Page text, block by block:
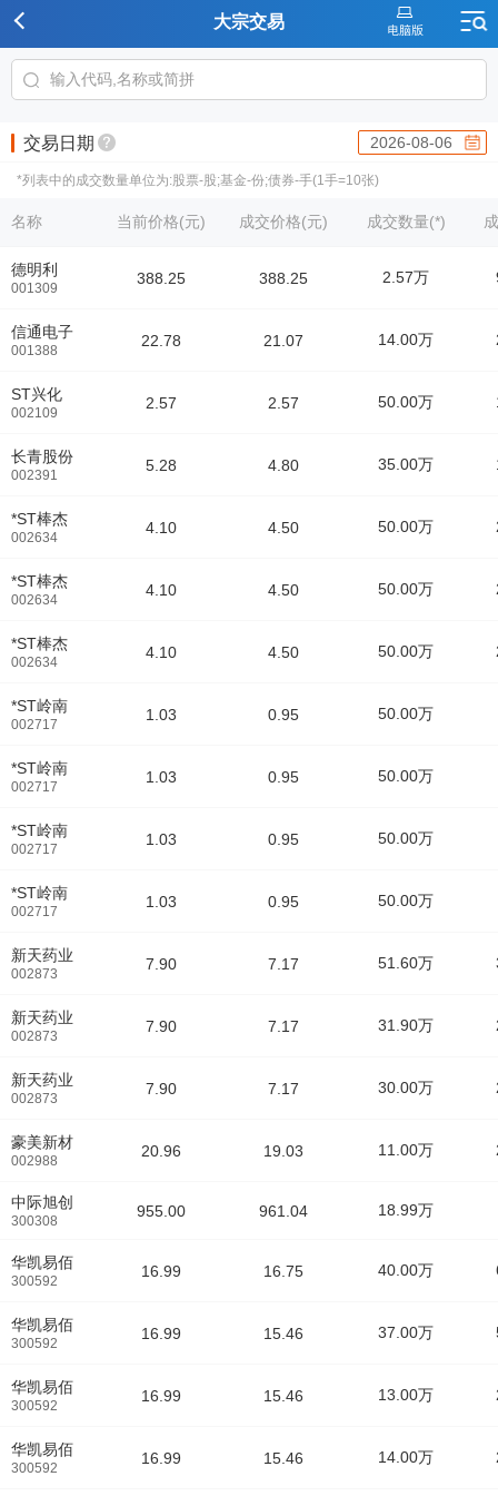
大宗交易
交易日期 2026-08-06
*列表中的成交数量单位为:股票-股;基金-份;债券-手(1手=10张)
名称
德明利
001309
信通电子
001388
ST兴化
002109
长青股份
002391
*ST棒杰
002634
*ST棒杰
002634
*ST棒杰
002634
*ST岭南
002717
*ST岭南
002717
*ST岭南
002717
*ST岭南
002717
新天药业
002873
新天药业
002873
新天药业
002873
豪美新材
002988
中际旭创
300308
华凯易佰
300592
华凯易佰
300592
华凯易佰
300592
华凯易佰
300592
当前价格(元) 成交价格(元) 成交数量(*)
388.25 388.25 2.57万
22.78 21.07 14.00万
2.57 2.57 50.00万
5.28 4.80 35.00万
4.10 4.50 50.00万
4.10 4.50 50.00万
4.10 4.50 50.00万
1.03 0.95 50.00万
1.03 0.95 50.00万
1.03 0.95 50.00万
1.03 0.95 50.00万
7.90 7.17 51.60万
7.90 7.17 31.90万
7.90 7.17 30.00万
20.96 19.03 11.00万
955.00 961.04 18.99万
16.99 16.75 40.00万
16.99 15.46 37.00万
16.99 15.46 13.00万
16.99 15.46 14.00万